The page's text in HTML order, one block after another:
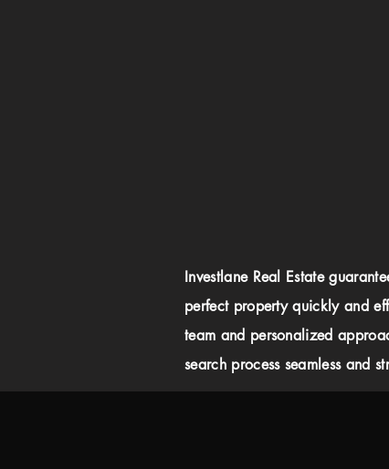
Investlane Real Estate
perfect property quickly and
team and personalized
search process seamless and